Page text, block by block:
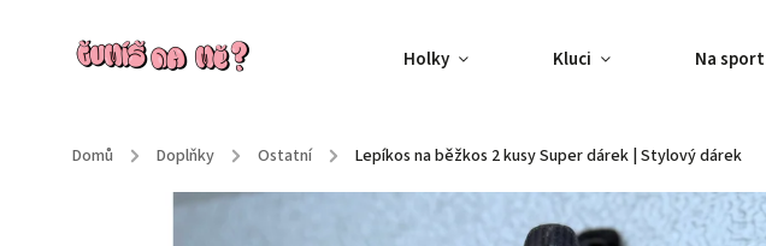
Holky Kluci Na sport
Domů / Doplňky / Ostatní / Lepíkos na běžkos 2 kusySuper dárek | Stylový dárek